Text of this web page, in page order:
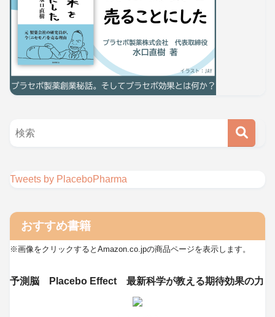
Tweets by PlaceboPharma
おすすめ書籍
※画像をクリックするとAmazon.co.jpの商品ページを表示します。
予測脳 Placebo Effect 最新科学が教える期待効果の力